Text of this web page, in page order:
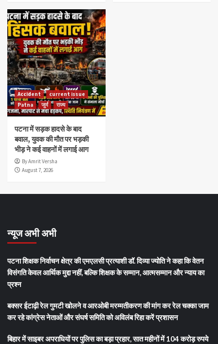
Accident
current issue
Patna
जुर्म राज्य
पटना में सड़क हादसे के बाद
बवाल, युवक की मौत पर भड़की
भीड़ ने कई वाहनों में लगाई आग
By Amrit Versha
August 7, 2026
न्यूज अभी अभी
पटना शिक्षक निर्वाचन क्षेत्र की एमएलसी प्रत्याशी डॉ. दिव्या ज्योति ने कहा कि वेतन
विसंगति केवल आर्थिक मुद्दा नहीं, बल्कि शिक्षक के सम्मान, आत्मसम्मान और न्याय का
प्रश्न
बक्सर ईटाढ़ी रेल गुमटी खोलने व आरओबी मरम्मतीकरण की मांग कर रेल चक्का जाम
कर रहे कांग्रेस नेताओं और संघर्ष समिति को अविलंब रिहा करें प्रशासन
बिहार में साइबर अपराधियों पर पुलिस का बड़ा प्रहार, सात महीनों में 104 करोड़ रुपये